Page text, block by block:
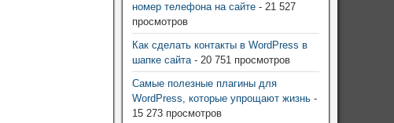
номер телефона на сайте - 21 527
просмотров
Как сделать контакты в WordPress в
шапке сайта- 20 751 просмотров
Самые полезные плагины для
WordPress, которые упрощают жизнь -
15 273 просмотров